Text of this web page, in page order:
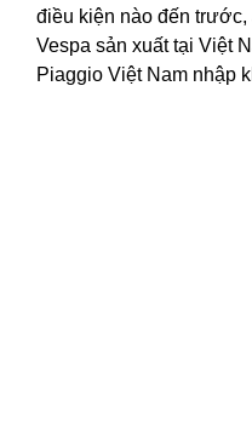
điều kiện nào đến
Vespa sản xuất tại Việt
Piaggio Việt Nam nhập